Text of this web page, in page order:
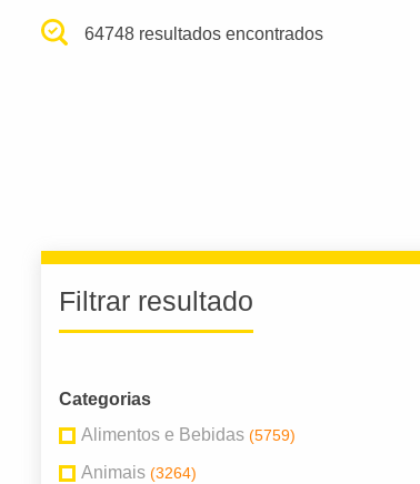
64748 resultados encontrados
Filtrar resultado
Categorias
Alimentos e Bebidas (5759)
Animais (3264)